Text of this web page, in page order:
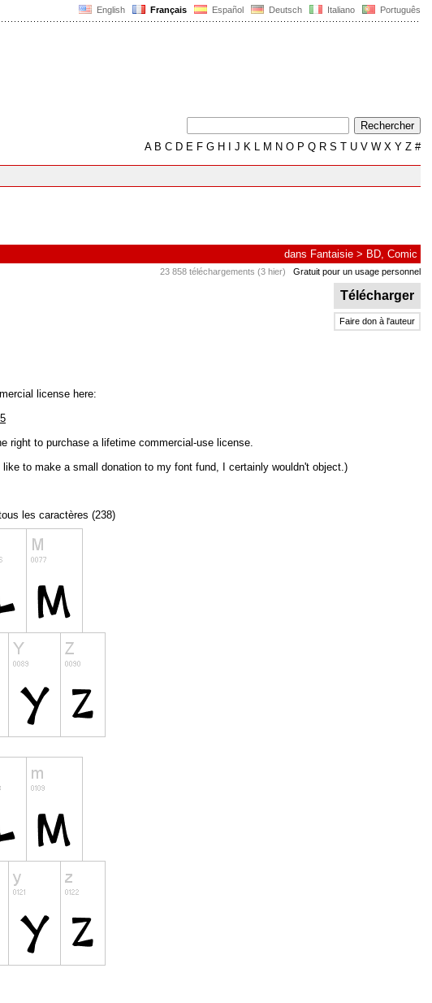
English Français Español Deutsch Italiano Português
AB C D E F G H J K L M N O P Q R S T U V W X Y Z #
dans Fantaisie > BD, Comic
23 858 téléchargements (3 hier) Gratuit pour un usage personnel
Télécharger
Faire don à l'auteur
license here:
right to purchase a lifetime commercial-use license.
to make a small donation to my font fund, I certainly wouldn't object.)
les caractères (238)